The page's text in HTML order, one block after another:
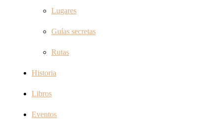
Lugares
Guías secretas
Rutas
Historia
Libros
Eventos